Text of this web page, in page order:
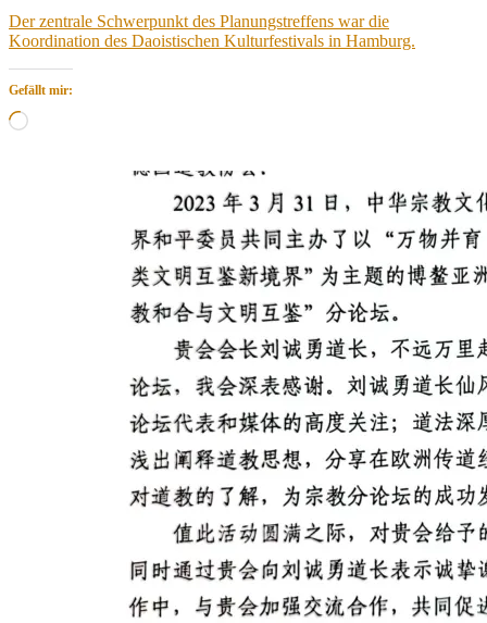
Der zentrale Schwerpunkt des Planungstreffens war die
Koordination des Daoistischen Kulturfestivals in Hamburg.
Gefällt mir:
Wird